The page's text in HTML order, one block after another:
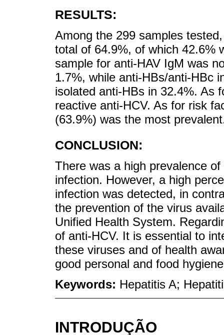
RESULTS:
Among the 299 samples
total of 64.9%, of which 42.6%
sample for anti-HAV IgM was
1.7%, while anti-HBs/anti-HBc
isolated anti-HBs in 32.4%. As
reactive anti-HCV. As for risk
(63.9%) was the most
CONCLUSION:
There was a high prevalence
infection. However, a high
infection was detected, in
the prevention of the virus
Unified Health System.
of anti-HCV. It is essential to
these viruses and of health
good personal and food
Keywords: Hepatitis A;
INTRODUÇÃO